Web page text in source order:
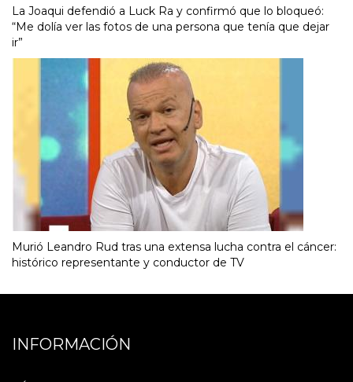
La Joaqui defendió a Luck Ra y confirmó que lo bloqueó:
“Me dolía ver las fotos de una persona que tenía que dejar
ir”
Murió Leandro Rud tras una extensa lucha contra el cáncer:
histórico representante y conductor de TV
INFORMACIÓN